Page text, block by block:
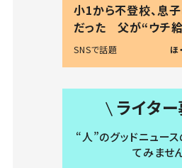
小1から不登校、息子
だった 父が“ウチ
る理由とは #令和
SNSで話題 ほ
ライター
“人”のグッドニュー
てみませ